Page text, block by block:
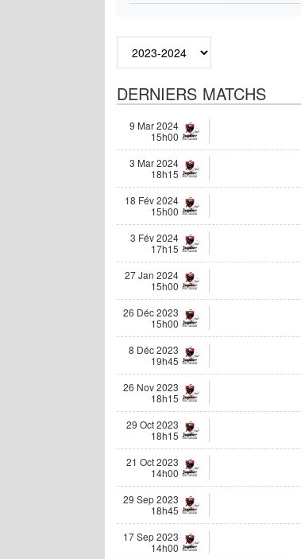
DERNIERS MATCHS
9 Mar 2024
15h00
3 Mar 2024
18h15
18 Fév 2024
15h00
3 Fév 2024
17h15
27 Jan 2024
15h00
26 Déc 2023
15h00
8 Déc 2023
19h45
26 Nov 2023
18h15
29 Oct 2023
18h15
21 Oct 2023
14h00
29 Sep 2023
18h45
17 Sep 2023
14h00